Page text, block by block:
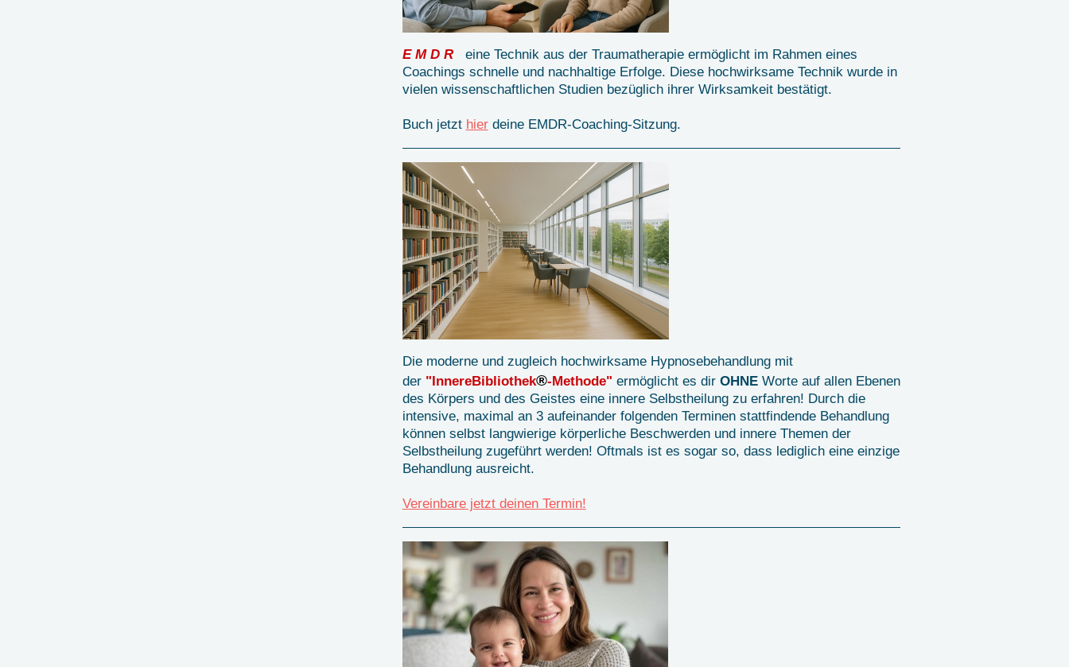
E M D R
eine Technik aus der Traumatherapie ermöglicht im Rahmen eines
Coachings schnelle und nachhaltige Erfolge. Diese hochwirksame Technik wurde in
vielen wissenschaftlichen Studien bezüglich ihrer Wirksamkeit bestätigt.
Buch jetzt hierdeine EMDR-Coaching-Sitzung.
Die moderne und zugleich hochwirksame Hypnosebehandlung mit
der "InnereBibliothek®-Methode" ermöglicht es dir OHNEWorte auf allen Ebenen
des Körpers und des Geistes eine innere Selbstheilung zu erfahren! Durch die
intensive, maximal an 3 aufeinander folgenden Terminen stattfindende Behandlung
können selbst langwierige körperliche Beschwerden und innere Themen der
Selbstheilung zugeführt werden! Oftmals ist es sogar so, dass lediglich eine einzige
Behandlung ausreicht.
Vereinbare jetzt deinen Termin!